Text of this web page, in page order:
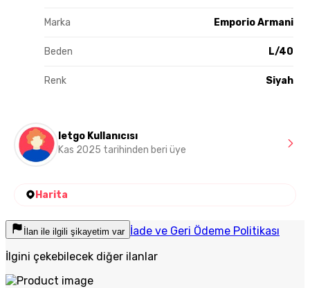
Marka Emporio Armani
Beden L/40
Renk Siyah
letgo Kullanıcısı
Kas 2025 tarihinden beri üye
Harita
İlan ile ilgili şikayetim var İade ve Geri Ödeme Politikası
İlgini çekebilecek diğer ilanlar